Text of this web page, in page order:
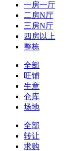
一房一厅
二房N厅
三房N厅
四房以上
整栋
全部
旺铺
生意
仓库
场地
全部
转让
求购